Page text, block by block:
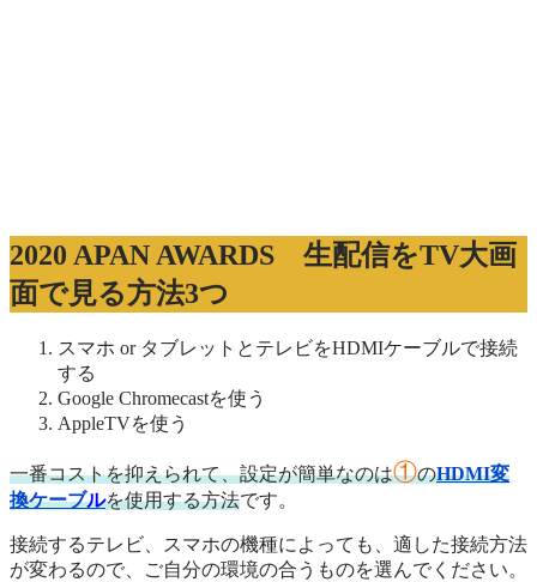
2020 APAN AWARDS 生配信をTV大画
面で見る方法3つ
スマホ or タブレットとテレビをHDMIケーブルで接続
する
Google Chromecastを使う
AppleTVを使う
一番コストを抑えられて、設定が簡単なのは①のHDMI変
換ケーブルを使用する方法です。
接続するテレビ、スマホの機種によっても、適した接続方法
が変わるので、ご自分の環境の合うものを選んでください。